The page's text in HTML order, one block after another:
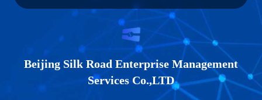
Beijing Silk Road Enterprise Management
Services Co.,LTD